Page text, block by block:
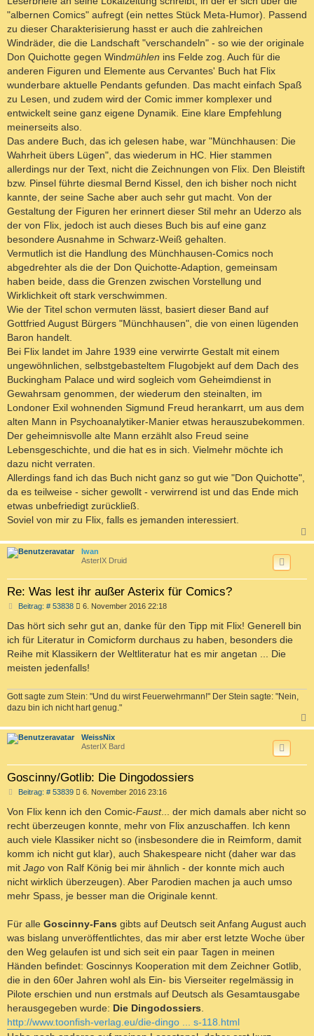
"albernen Comics" aufregt (ein nettes Stück Meta-Humor). Passend
zu dieser Charakterisierung hasst er auch die zahlreichen
Windräder, die die Landschaft "verschandeln" - so wie der originale
Don Quichotte gegen Windmühlen ins Felde zog. Auch für die
anderen Figuren und Elemente aus Cervantes' Buch hat Flix
wunderbare aktuelle Pendants gefunden. Das macht einfach Spaß
zu Lesen, und zudem wird der Comic immer komplexer und
entwickelt seine ganz eigene Dynamik. Eine klare Empfehlung
meinerseits also.
Das andere Buch, das ich gelesen habe, war "Münchhausen: Die
Wahrheit übers Lügen", das wiederum in HC. Hier stammen
allerdings nur der Text, nicht die Zeichnungen von Flix. Den Bleistift
bzw. Pinsel führte diesmal Bernd Kissel, den ich bisher noch nicht
kannte, der seine Sache aber auch sehr gut macht. Von der
Gestaltung der Figuren her erinnert dieser Stil mehr an Uderzo als
der von Flix, jedoch ist auch dieses Buch bis auf eine ganz
besondere Ausnahme in Schwarz-Weiß gehalten.
Vermutlich ist die Handlung des Münchhausen-Comics noch
abgedrehter als die der Don Quichotte-Adaption, gemeinsam
haben beide, dass die Grenzen zwischen Vorstellung und
Wirklichkeit oft stark verschwimmen.
Wie der Titel schon vermuten lässt, basiert dieser Band auf
Gottfried August Bürgers "Münchhausen", die von einen lügenden
Baron handelt.
Bei Flix landet im Jahre 1939 eine verwirrte Gestalt mit einem
ungewöhnlichen, selbstgebasteltem Flugobjekt auf dem Dach des
Buckingham Palace und wird sogleich vom Geheimdienst in
Gewahrsam genommen, der wiederum den steinalten, im
Londoner Exil wohnenden Sigmund Freud herankarrt, um aus dem
alten Mann in Psychoanalytiker-Manier etwas herauszubekommen.
Der geheimnisvolle alte Mann erzählt also Freud seine
Lebensgeschichte, und die hat es in sich. Vielmehr möchte ich
dazu nicht verraten.
Allerdings fand ich das Buch nicht ganz so gut wie "Don Quichotte",
da es teilweise - sicher gewollt - verwirrend ist und das Ende mich
etwas unbefriedigt zurückließ.
Soviel von mir zu Flix, falls es jemanden interessiert.
a
Iwan
AsterIX Druid
Re: Was lest ihr außer Asterix für Comics?
Beitrag: # 53838B
i
r
a
g
6. November 2016 22:18
Das hört sich sehr gut an, danke für den Tipp mit Flix! Generell bin
ich für Literatur in Comicform durchaus zu haben, besonders die
Reihe mit Klassikern der Weltliteratur hat es mir angetan ... Die
meisten jedenfalls!
Gott sagte zum Stein: "Und du wirst Feuerwehrmann!" Der Stein sagte: "Nein,
dazu bin ich nicht hart genug."
a
WeissNix
AsterIX Bard
Goscinny/Gotlib: Die Dingodossiers
Beitrag: # 53839B
i
r
a
g
6. November 2016 23:16
Von Flix kenn ich den Comic-Faust... der mich damals aber nicht so
recht überzeugen konnte, mehr von Flix anzuschaffen. Ich kenn
auch viele Klassiker nicht so (insbesondere die in Reimform, damit
komm ich nicht gut klar), auch Shakespeare nicht (daher war das
mit Jago von Ralf König bei mir ähnlich - der konnte mich auch
nicht wirklich überzeugen). Aber Parodien machen ja auch umso
mehr Spass, je besser man die Originale kennt.
Für alle Goscinny-Fans gibts auf Deutsch seit Anfang August auch
was bislang unveröffentlichtes, das mir aber erst letzte Woche über
den Weg gelaufen ist und sich seit ein paar Tagen in meinen
Händen befindet: Goscinnys Kooperation mit dem Zeichner Gotlib,
die in den 60er Jahren wohl als Ein- bis Vierseiter regelmässig in
Pilote erschien und nun erstmals auf Deutsch als Gesamtausgabe
herausgegeben wurde: Die Dingodossiers.
http://www.toonfish-verlag.eu/die-dingo ... s-118.html